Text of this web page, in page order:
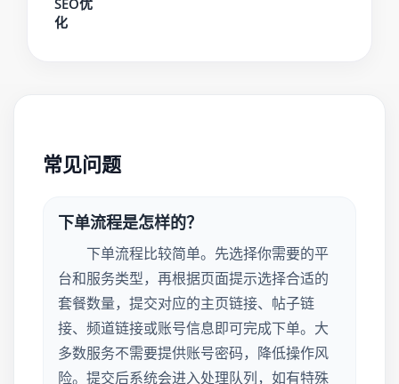
SEO优
化
常见问题
下单流程是怎样的？
下单流程比较简单。先选择你需要的平
台和服务类型，再根据页面提示选择合适的
套餐数量，提交对应的主页链接、帖子链
接、频道链接或账号信息即可完成下单。大
多数服务不需要提供账号密码，降低操作风
险。提交后系统会进入处理队列，如有特殊